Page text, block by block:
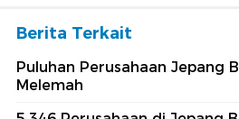
Berita Terkait
Puluhan Perusahaan Jepang
Melemah